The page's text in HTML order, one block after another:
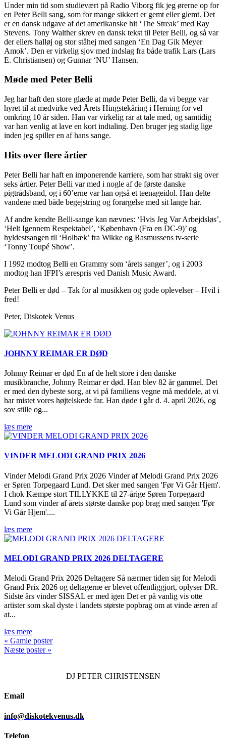
Under min tid som studievært på Radio Viborg fik jeg ørerne op for
en Peter Belli sang, som for mange sikkert er gemt eller glemt. Det
er en dansk udgave af det amerikanske hit ‘The Streak’ med Ray
Stevens. Tony Walther skrev en dansk tekst til Peter Belli, og så var
der ellers halløj og stor ståhej med sangen ‘En Dag Gik Meyer
Amok’. Den er virkelig sjov med indslag fra både trafik Lars (Lars
E. Christiansen) og Gunnar ‘NU’ Hansen.
Møde med Peter Belli
Jeg har haft den store glæde at møde Peter Belli, da vi begge var
hyret til at medvirke ved Årets Hingstekåring i Herning for vel
omkring 10 år siden. Han var virkelig rar at tale med, og samtidig
var han venlig at lave en kort indtaling. Den bruger jeg stadig lige
inden jeg spiller en af hans sange.
Hits over flere årtier
Peter Belli har haft en imponerende karriere, som har strakt sig over
seks årtier. Peter Belli var med i nogle af de første danske
pigtrådsband, og i 60’erne var han også et teenageidol. Han delte
vandene med både begejstring og forargelse med sit lange hår.
Af andre kendte Belli-sange kan nævnes: ‘Hvis Jeg Var Arbejdsløs’,
‘Helt Igennem Respektabel’, ‘København (Fra en DC-9)’ og
hyldestsangen til ‘Holbæk’ fra Wikke og Rasmussens tv-serie
‘Tonny Toupé Show’.
I 1992 modtog Belli en Grammy som ‘årets sanger’, og i 2003
modtog han IFPI’s ærespris ved Danish Music Award.
Peter Belli er død – Tak for al musikken og gode oplevelser – Hvil i
fred!
Peter, Diskotek Venus
JOHNNY REIMAR ER DØD
Johnny Reimar er død En af de helt store i den danske
musikbranche, Johnny Reimar er død. Han blev 82 år gammel. Det
er med den dybeste sorg, at vi på familiens vegne må meddele, at vi
har mistet vores højtelskede far. Han døde i går d. 4. april 2026, og
sov stille og...
læs mere
VINDER MELODI GRAND PRIX 2026
Vinder Melodi Grand Prix 2026 Vinder af Melodi Grand Prix 2026
er Søren Torpegaard Lund. Det sker med sangen 'Før Vi Går Hjem'.
I chok Kæmpe stort TILLYKKE til 27-årige Søren Torpegaard
Lund som vinder af årets største danske pop brag med sangen 'Før
Vi Går Hjem'....
læs mere
MELODI GRAND PRIX 2026 DELTAGERE
Melodi Grand Prix 2026 Deltagere Så nærmer tiden sig for Melodi
Grand Prix 2026 og deltagerne er blevet offentliggjort, oplyser DR.
Sidste års vinder SISSAL er med igen Det er på vanlig vis otte
artister som skal dyste i landets største popbrag om at vinde æren af
at...
læs mere
« Gamle poster
Næste poster »
DJPETER CHRISTENSEN
Email
info@diskotekvenus.dk
Telefon